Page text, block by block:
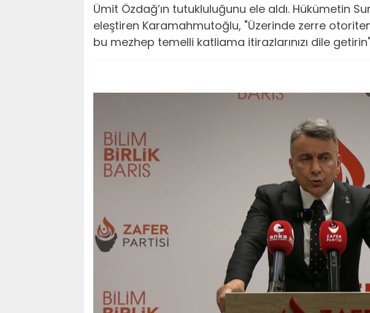
Ümit Özdağ’ın tutukluluğunu ele aldı. Hükümetin
eleştiren Karamahmutoğlu, "Üzerinde zerre
bu mezhep temelli katliama itirazlarınızı dile